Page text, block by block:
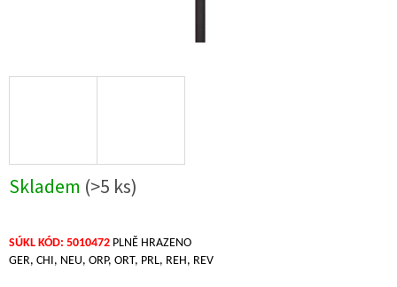
Skladem (>5 ks)
SÚKL KÓD: 5010472 PLNĚ HRAZENO
GER, CHI, NEU, ORP, ORT, PRL, REH, REV